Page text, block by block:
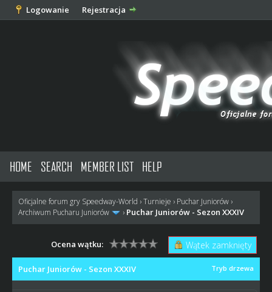
Logowanie Rejestracja
HOME SEARCH MEMBER LIST HELP
Oficjalne forum gry Speedway-World ›Turnieje › Puchar Juniorów›
Archiwum Pucharu Juniorów
› Puchar Juniorów - Sezon XXXIV
Wątek zamknięty
Ocena wątku:
Tryb drzewa
Puchar Juniorów - Sezon XXXIV